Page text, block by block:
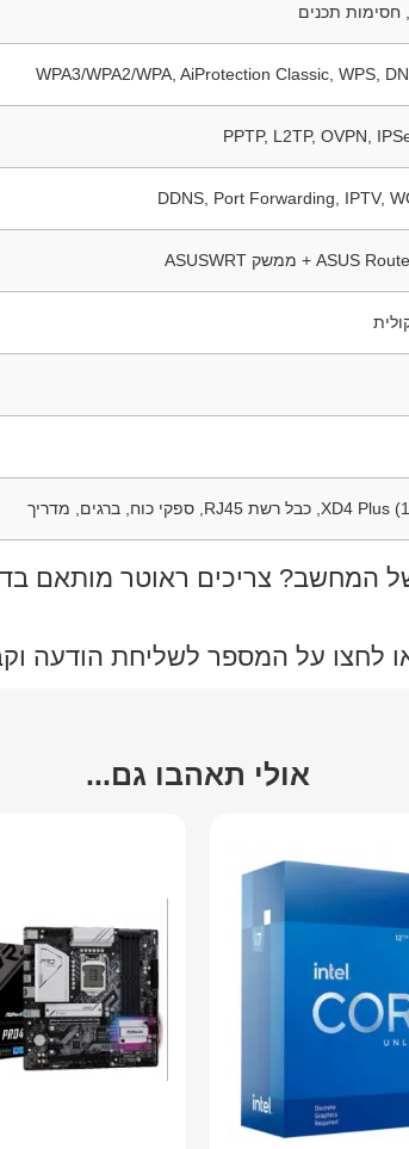
חסימות תכנים
WPA3/WPA2/WPA, AiProtection Classic, WPS,
צריכים ראוטר מותאם
לחצו על המספר לשליחת הודעה
אולי תאהבו גם...